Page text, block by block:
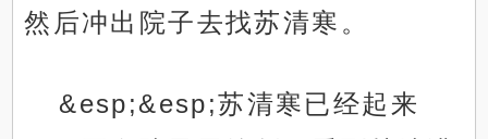
然后冲出院子去找苏清寒。
&esp;&esp;苏清寒已经起来